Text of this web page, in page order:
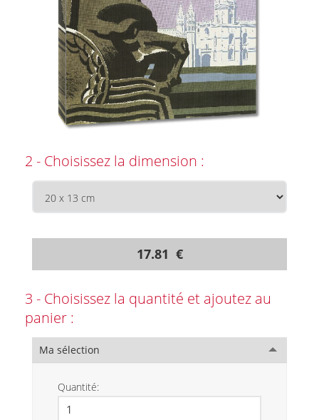
2 - Choisissez la dimension :
17.81 €
3 - Choisissez la quantité et ajoutez au
panier :
Ma sélection
Quantité: